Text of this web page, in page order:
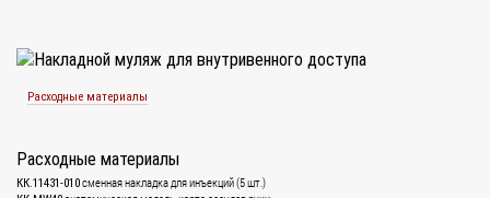
Расходные материалы
Расходные материалы
КК.11431‐010сменная накладка для инъекций (5 шт.)